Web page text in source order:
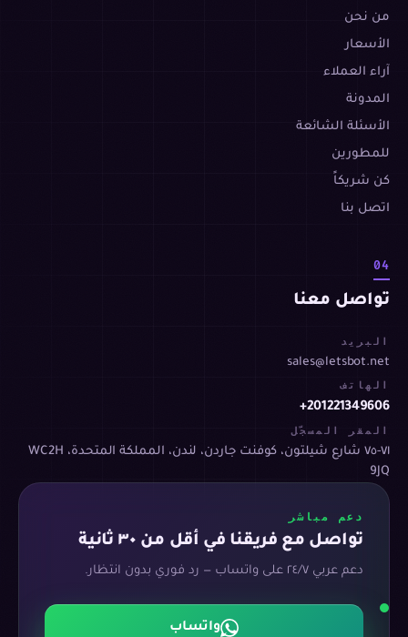
من نحن
الأسعار
آراء العملاء
المدونة
الأسئلة الشائعة
للمطورين
كن شريكاً
اتصل بنا
04
تواصل معنا
البريد
sales@letsbot.net
الهاتف
+201221349606
المقر المسجّل
٧١-٧٥ شارع شيلتون، كوفنت جاردن، لندن، المملكة المتحدة، WC2H
9JQ
دعم مباشر
تواصل مع فريقنا في أقل من ٣٠ ثانية
دعم عربي ٢٤/٧ على واتساب — رد فوري بدون انتظار.
واتساب